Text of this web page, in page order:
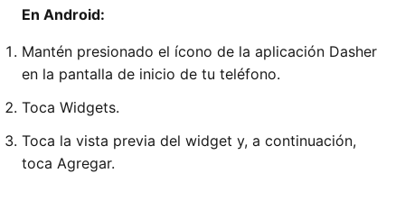
En Android:
Mantén presionado el ícono de la aplicación Dasher
en la pantalla de inicio de tu teléfono.
Toca Widgets.
Toca la vista previa del widget y, a continuación,
toca Agregar.